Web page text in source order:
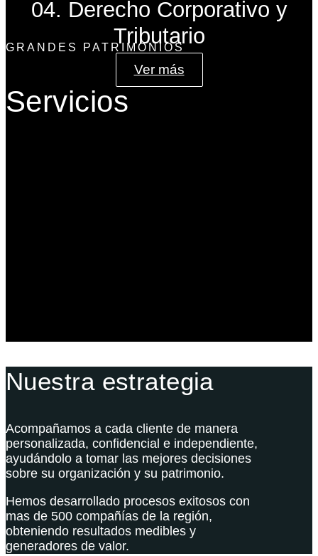
04. Derecho Corporativo y
Tributario
Ver más
GRANDES PATRIMONIOS
Servicios
Nuestra estrategia
Acompañamos a cada cliente de manera
personalizada, confidencial e independiente,
ayudándolo a tomar las mejores decisiones
sobre su organización y su patrimonio.
Hemos desarrollado procesos exitosos con
mas de 500 compañías de la región,
obteniendo resultados medibles y
generadores de valor.